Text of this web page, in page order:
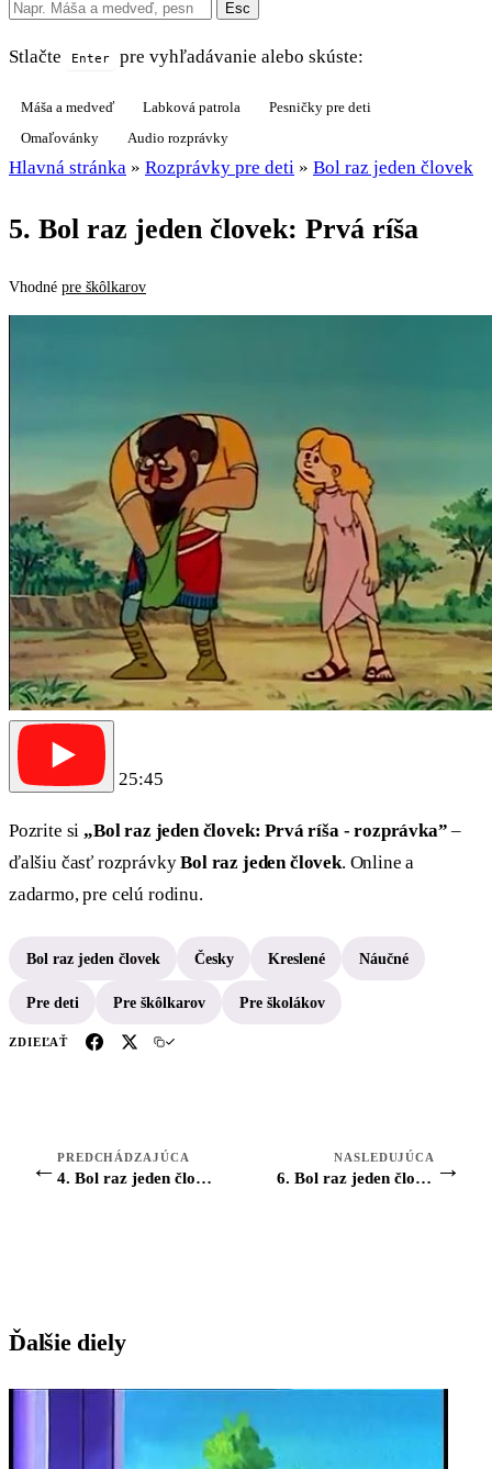
Esc
Stlačte Enter pre vyhľadávanie alebo skúste:
Máša a medveď Labková patrola
Pesničky pre deti
Omaľovánky
Audio rozprávky
Hlavná stránka » Rozprávky pre deti » Bol raz jeden človek
5. Bol raz jeden človek: Prvá ríša
Vhodné pre škôlkarov
25:45
Pozrite si „Bol raz jeden človek: Prvá ríša - rozprávka” –
ďalšiu časť rozprávkyBol raz jeden človek. Online a
zadarmo, pre celú rodinu.
Bol raz jeden človek Česky Kreslené Náučné
Pre deti Pre škôlkarov Pre školákov
ZDIEĽAŤ
← PREDCHÁDZAJÚCA
4. Bol raz jeden človek: Úrodné údolia
NASLEDUJÚCA
6. Bol raz jeden človek: Periklova doba →
Ďalšie diely